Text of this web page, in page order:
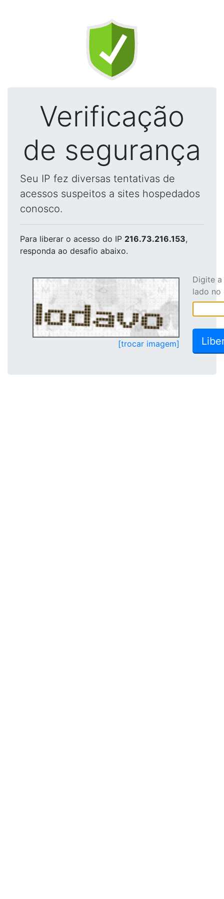
Verificação
de segurança
Seu IP fez diversas tentativas de
acessos suspeitos a sites hospedados
conosco.
Para liberar o acesso do IP 216.73.216.153,
responda ao desafio abaixo.
[trocar imagem]
Digite
lado no